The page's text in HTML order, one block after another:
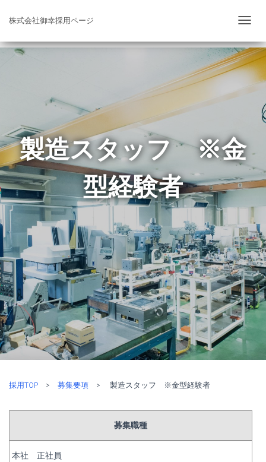
株式会社御幸採用ページ
ビ
ゲ
切
り
替
製造スタッフ ※金
型経験者
採用TOP > 募集要項 > 製造スタッフ ※金型経験者
募集職種
本社 正社員